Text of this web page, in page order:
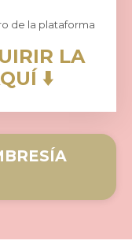
de la plataforma
LA
⬇️